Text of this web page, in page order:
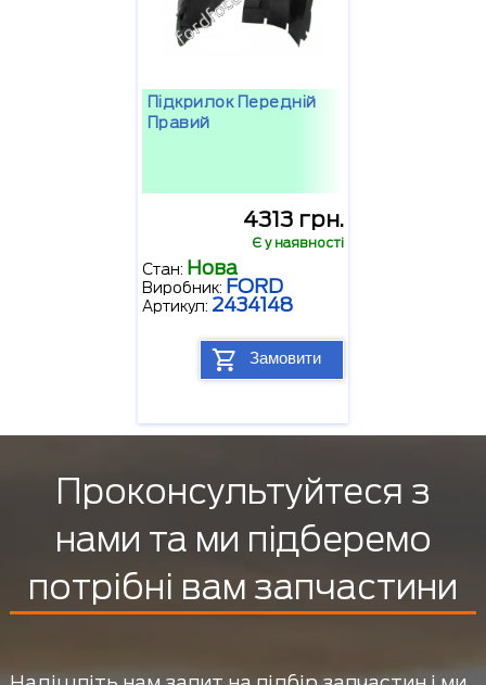
Підкрилок Передній
Правий
4313 грн.
Є у наявності
Стан: Нова
Виробник: FORD
Артикул: 2434148
Замовити
Проконсультуйтеся з
нами та ми підберемо
потрібні вам запчастини